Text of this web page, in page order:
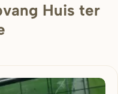
Huis ter